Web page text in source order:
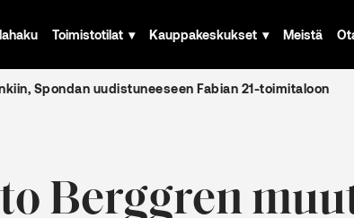
Toimistotilat Kauppakeskukset Meistä
Spondan uudistuneeseen Fabian 21-toimitaloon
Berggren